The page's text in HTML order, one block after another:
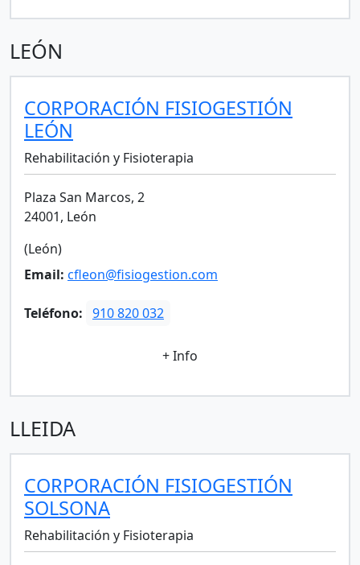
LEÓN
CORPORACIÓN FISIOGESTIÓN
LEÓN
Rehabilitación y Fisioterapia
Plaza San Marcos, 2
24001, León
(León)
Email: cfleon@fisiogestion.com
Teléfono: 910 820 032
+ Info
LLEIDA
CORPORACIÓN FISIOGESTIÓN
SOLSONA
Rehabilitación y Fisioterapia